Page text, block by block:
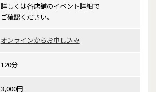
詳しくは各店舗のイベント詳細で
ご確認ください。
オンラインからお申し込み
120分
3,000円